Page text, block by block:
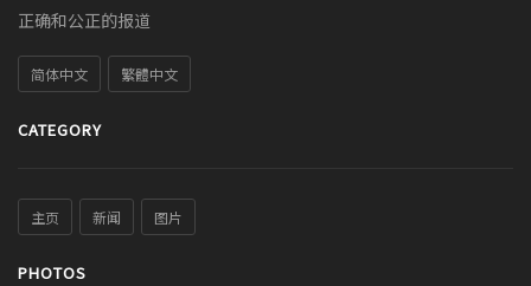
正确和公正的报道
简体中文 繁體中文
CATEGORY
主页 新闻 图片
PHOTOS